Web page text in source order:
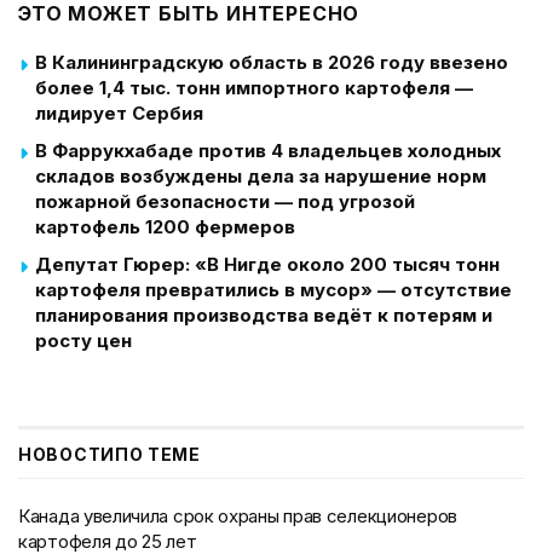
ЭТО МОЖЕТ БЫТЬ ИНТЕРЕСНО
В Калининградскую область в 2026 году ввезено
более 1,4 тыс. тонн импортного картофеля —
лидирует Сербия
В Фаррукхабаде против 4 владельцев холодных
складов возбуждены дела за нарушение норм
пожарной безопасности — под угрозой
картофель 1200 фермеров
Депутат Гюрер: «В Нигде около 200 тысяч тонн
картофеля превратились в мусор» — отсутствие
планирования производства ведёт к потерям и
росту цен
НОВОСТИ ПО ТЕМЕ
Канада увеличила срок охраны прав селекционеров
картофеля до 25 лет